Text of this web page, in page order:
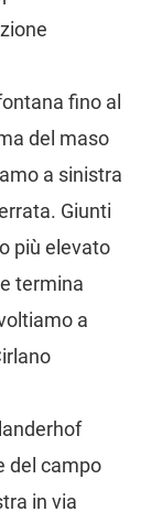
fino al
del maso
a sinistra
Giunti
più elevato
termina
a
del campo
in via